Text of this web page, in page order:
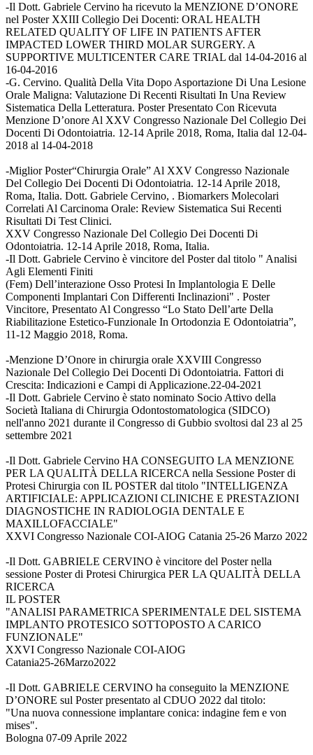
-Il Dott. Gabriele Cervino ha ricevuto la MENZIONE D’ONORE
nel Poster XXIII Collegio Dei Docenti: ORAL HEALTH
RELATED QUALITY OF LIFE IN PATIENTS AFTER
IMPACTED LOWER THIRD MOLAR SURGERY. A
SUPPORTIVE MULTICENTER CARE TRIAL dal 14-04-2016 al
16-04-2016
-G. Cervino. Qualità Della Vita Dopo Asportazione Di Una Lesione
Orale Maligna: Valutazione Di Recenti Risultati In Una Review
Sistematica Della Letteratura. Poster Presentato Con Ricevuta
Menzione D’onore Al XXV Congresso Nazionale Del Collegio Dei
Docenti Di Odontoiatria. 12-14 Aprile 2018, Roma, Italia dal 12-04-
2018 al 14-04-2018
-Miglior Poster“Chirurgia Orale” Al XXV Congresso Nazionale
Del Collegio Dei Docenti Di Odontoiatria. 12-14 Aprile 2018,
Roma, Italia. Dott. Gabriele Cervino, . Biomarkers Molecolari
Correlati Al Carcinoma Orale: Review Sistematica Sui Recenti
Risultati Di Test Clinici.
XXV Congresso Nazionale Del Collegio Dei Docenti Di
Odontoiatria. 12-14 Aprile 2018, Roma, Italia.
-Il Dott. Gabriele Cervino è vincitore del Poster dal titolo " Analisi
Agli Elementi Finiti
(Fem) Dell’interazione Osso Protesi In Implantologia E Delle
Componenti Implantari Con Differenti Inclinazioni" . Poster
Vincitore, Presentato Al Congresso “Lo Stato Dell’arte Della
Riabilitazione Estetico-Funzionale In Ortodonzia E Odontoiatria”,
11-12 Maggio 2018, Roma.
-Menzione D’Onore in chirurgia orale XXVIII Congresso
Nazionale Del Collegio Dei Docenti Di Odontoiatria. Fattori di
Crescita: Indicazioni e Campi di Applicazione.22-04-2021
-Il Dott. Gabriele Cervino è stato nominato Socio Attivo della
Società Italiana di Chirurgia Odontostomatologica (SIDCO)
nell'anno 2021 durante il Congresso di Gubbio svoltosi dal 23 al 25
settembre 2021
-Il Dott. Gabriele Cervino HA CONSEGUITO LA MENZIONE
PER LA QUALITÀ DELLA RICERCA nella Sessione Poster di
Protesi Chirurgia con IL POSTER dal titolo "INTELLIGENZA
ARTIFICIALE: APPLICAZIONI CLINICHE E PRESTAZIONI
DIAGNOSTICHE IN RADIOLOGIA DENTALE E
MAXILLOFACCIALE"
XXVI Congresso Nazionale COI-AIOG Catania 25-26 Marzo 2022
-Il Dott. GABRIELE CERVINO è vincitore del Poster nella
sessione Poster di Protesi Chirurgica PER LA QUALITÀ DELLA
RICERCA
IL POSTER
"ANALISI PARAMETRICA SPERIMENTALE DEL SISTEMA
IMPLANTO PROTESICO SOTTOPOSTO A CARICO
FUNZIONALE"
XXVI Congresso Nazionale COI-AIOG
Catania25-26Marzo2022
-Il Dott. GABRIELE CERVINO ha conseguito la MENZIONE
D’ONORE sul Poster presentato al CDUO 2022 dal titolo:
"Una nuova connessione implantare conica: indagine fem e von
mises".
Bologna 07-09 Aprile 2022